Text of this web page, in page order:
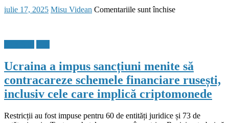
restricționate
Posted
iulie 17, 2025 Author
Misu Videan Comentariile sunt închisepentru
în
fața
rachetelor
și
dronelor
rusești.
Europenii
Ucraina a impus sancțiuni menite să
contracareze schemele financiare rusești,
inclusiv cele care implică criptomonede
Restricții au fost impuse pentru 60 de entități juridice și 73 de